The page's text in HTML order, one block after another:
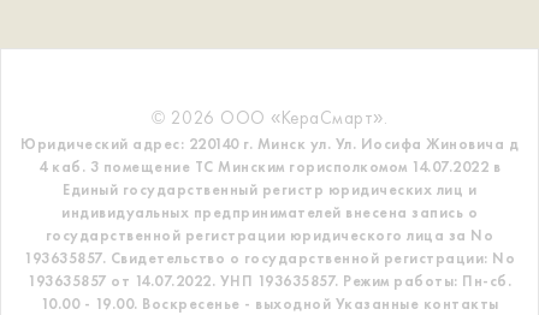
© 2026 ООО «КераСмарт».
Юридический адрес: 220140 г. Минск ул. Ул. Иосифа Жиновича д
4 каб. 3 помещение ТС Минским горисполкомом 14.07.2022 в
Единый государственный регистр юридических лиц и
индивидуальных предпринимателей внесена запись о
государственной регистрации юридического лица за No
193635857. Свидетельство о государственной регистрации: No
193635857 от 14.07.2022. УНП 193635857. Режим работы: Пн-сб.
10.00 - 19.00. Воскресенье - выходной Указанные контакты